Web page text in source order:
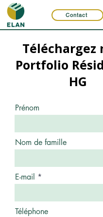
Contact
Téléchargez
Portfolio
HG
Prénom
Nom de famille
E-mail
Téléphone